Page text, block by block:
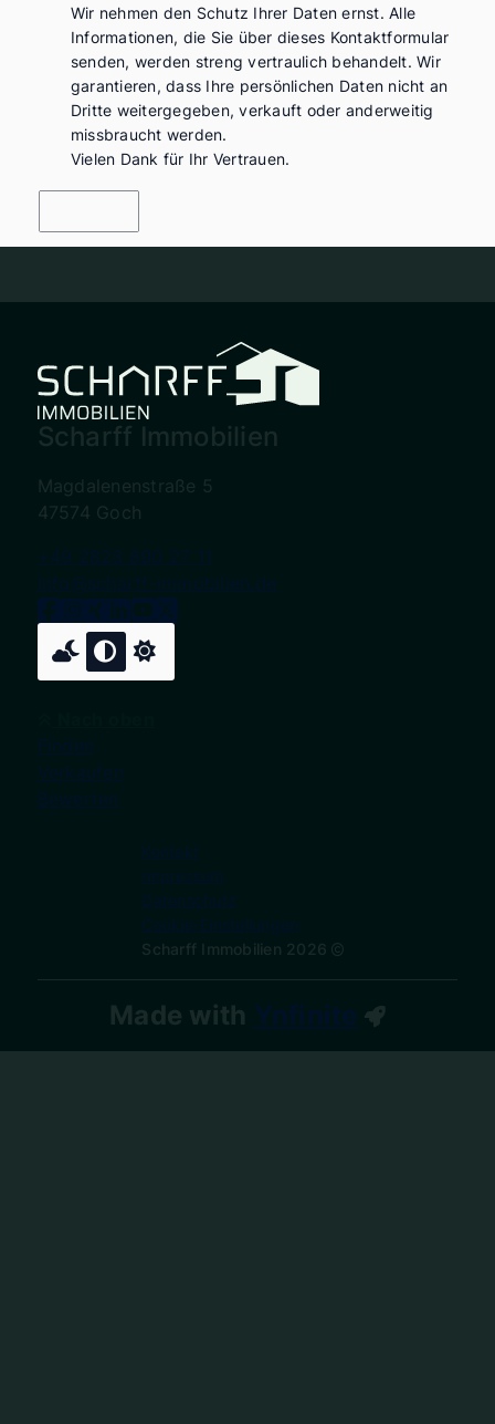
Wir nehmen den Schutz Ihrer Daten ernst. Alle
Informationen, die Sie über dieses Kontaktformular
senden, werden streng vertraulich behandelt. Wir
garantieren, dass Ihre persönlichen Daten nicht an
Dritte weitergegeben, verkauft oder anderweitig
missbraucht werden.
Vielen Dank für Ihr Vertrauen.
Scharff Immobilien
Magdalenenstraße 5
47574 Goch
Scharff Immobilien 2026
Made with